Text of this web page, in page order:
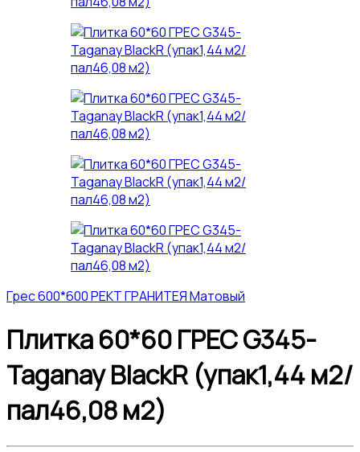
Грес 600*600 РЕКТ ГРАНИТЕЯ Матовый
Плитка 60*60 ГРЕС G345-
Taganay BlackR (упак1,44 м2/
пал46,08 м2)